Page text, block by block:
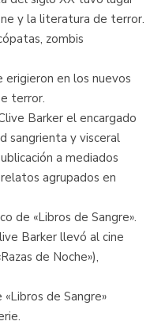
y la literatura de terror.
zombis
en los nuevos
terror.
Barker el encargado
sangrienta y visceral
a mediados
agrupados en
de «Libros de Sangre».
Barker llevó al cine
de Noche»),
de Sangre»